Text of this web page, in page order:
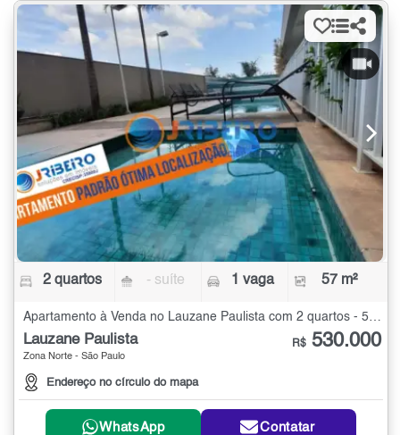
2 quartos - suíte 1 vaga 57 m²
Apartamento à Venda no Lauzane Paulista com 2 quartos - 57 m²
Lauzane Paulista
Zona Norte - São Paulo
Endereço no círculo do mapa
R$ 530.000
WhatsApp Contatar